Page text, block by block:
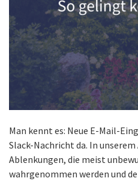
Man kennt es: Neue E-Mail-
Slack-Nachricht da. In
Ablenkungen, die meist
wahrgenommen werden und